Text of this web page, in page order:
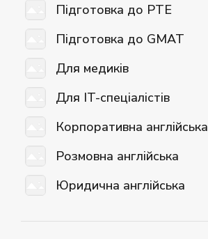
Підготовка до PTE
Підготовка до GMAT
Для медиків
Для IT-спеціалістів
Корпоративна англійська
Розмовна англійська
Юридична англійська